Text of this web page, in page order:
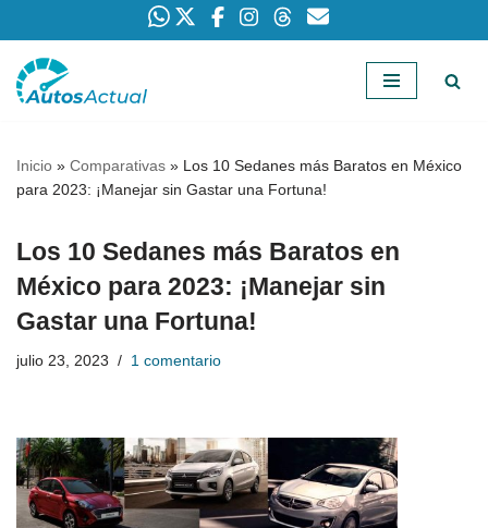
Saltar
Inicio » Comparativas » Los 10 Sedanes más Baratos en México
para 2023: ¡Manejar sin Gastar una Fortuna!
Los 10 Sedanes más Baratos en
México para 2023: ¡Manejar sin
Gastar una Fortuna!
julio 23, 2023 1 comentario